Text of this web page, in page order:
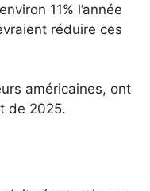
11% l’année
réduire ces
américaines, ont
de 2025.